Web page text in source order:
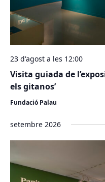
Visita guiada de
els gitanos’
23 d'agost a les 12:00
Fundació Palau
setembre 2026